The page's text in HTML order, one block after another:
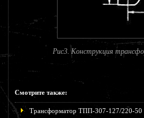
Рис3. Конструкция
Смотрите также:
Трансформатор ТПП-307-127/220-50